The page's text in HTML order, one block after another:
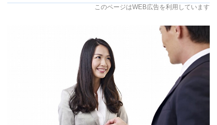
このページはWEB広告を利用しています